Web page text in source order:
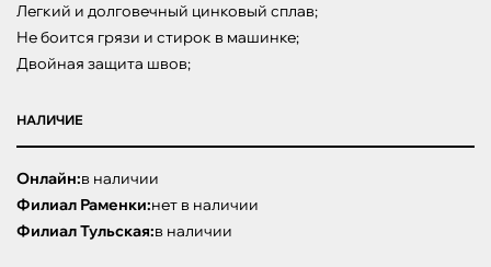
Легкий и долговечный цинковый сплав;
Не боится грязи и стирок в машинке;
Двойная защита швов;
НАЛИЧИЕ
Онлайн:в наличии
Филиал Раменки:нет в наличии
Филиал Тульская:в наличии